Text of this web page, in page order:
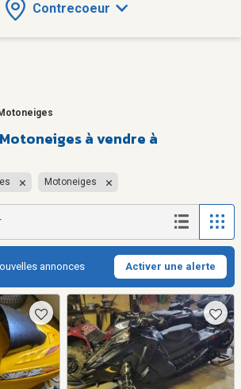
Contrecoeur
Motoneiges à vendre à
Motoneiges
annonces Activer une alerte